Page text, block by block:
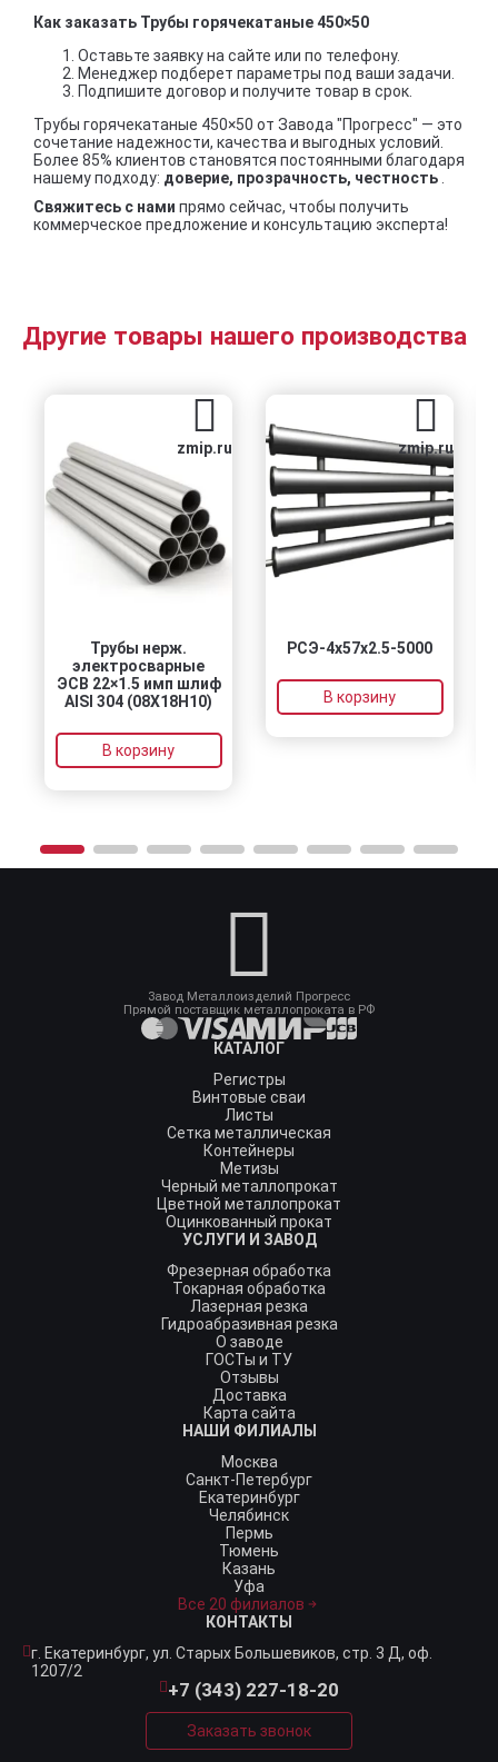
Как заказать Трубы горячекатаные 450×50
Оставьте заявку на сайте или по телефону.
Менеджер подберет параметры под ваши задачи.
Подпишите договор и получите товар в срок.
Трубы горячекатаные 450×50 от Завода "Прогресс" — это
сочетание надежности, качества и выгодных условий.
Более 85% клиентов становятся постоянными благодаря
нашему подходу: доверие, прозрачность, честность
Свяжитесь с нами прямо сейчас, чтобы получить
коммерческое предложение и консультацию эксперта!
Другие товары нашего производства
zmip.ru
Трубы нерж.
электросварные
ЭСВ 22×1.5 имп шлиф
AISI 304 (08Х18Н10)
В корзину
zmip.ru
РСЭ-4x57x2.5-5000
В корзину
Завод Металлоизделий Прогресс
Прямой поставщик металлопроката в РФ
КАТАЛОГ
Регистры
Винтовые сваи
Листы
Сетка металлическая
Контейнеры
Метизы
Черный металлопрокат
Цветной металлопрокат
Оцинкованный прокат
УСЛУГИ И ЗАВОД
Фрезерная обработка
Токарная обработка
Лазерная резка
Гидроабразивная резка
О заводе
ГОСТы и ТУ
Отзывы
Доставка
Карта сайта
НАШИ ФИЛИАЛЫ
Москва
Санкт-Петербург
Екатеринбург
Челябинск
Пермь
Тюмень
Казань
Уфа
Все 20 филиалов
КОНТАКТЫ
г. Екатеринбург, ул. Старых Большевиков, стр. 3 Д, оф.
1207/2
+7 (343) 227-18-20
Заказать звонок